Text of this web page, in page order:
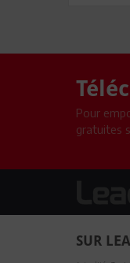
Pour
gratuites
SUR